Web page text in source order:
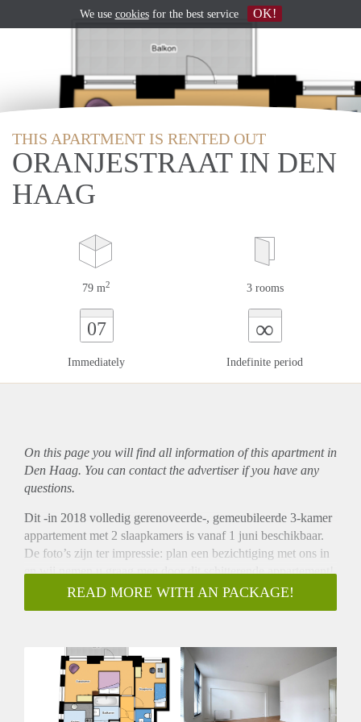
THIS APARTMENT IS RENTED OUT
ORANJESTRAAT IN DEN
HAAG
79 m2 3 rooms
07
Immediately
∞
Indefinite period
On this page you will find all information of this apartmentin
Den Haag. You can contact the advertiser if you have any
questions.
Dit -in 2018 volledig gerenoveerde-, gemeubileerde 3-kamer
appartement met 2 slaapkamers is vanaf 1 juni beschikbaar.
De foto’s zijn ter impressie: plan een bezichtiging met ons in
en wij nemen u graag mee door dit schitterende appartement!
INDELING:
Het appartement bevindt zich op de 1e verdieping en is
semi open keuken, twee slaapkamers, ruime badkamer met
ligbad en inloopdouche. Separaat toilet.
BIJZONDERHEDEN:
- beschikbaar woensdag 1 juni
READ MORE WITH AN PACKAGE!
We use cookiesfor the best service OK!